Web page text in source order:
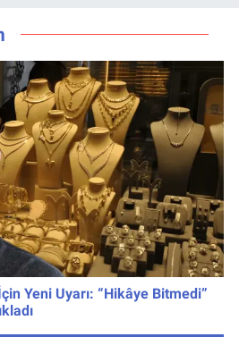
Yeni Uyarı: “Hikâye Bitmedi”